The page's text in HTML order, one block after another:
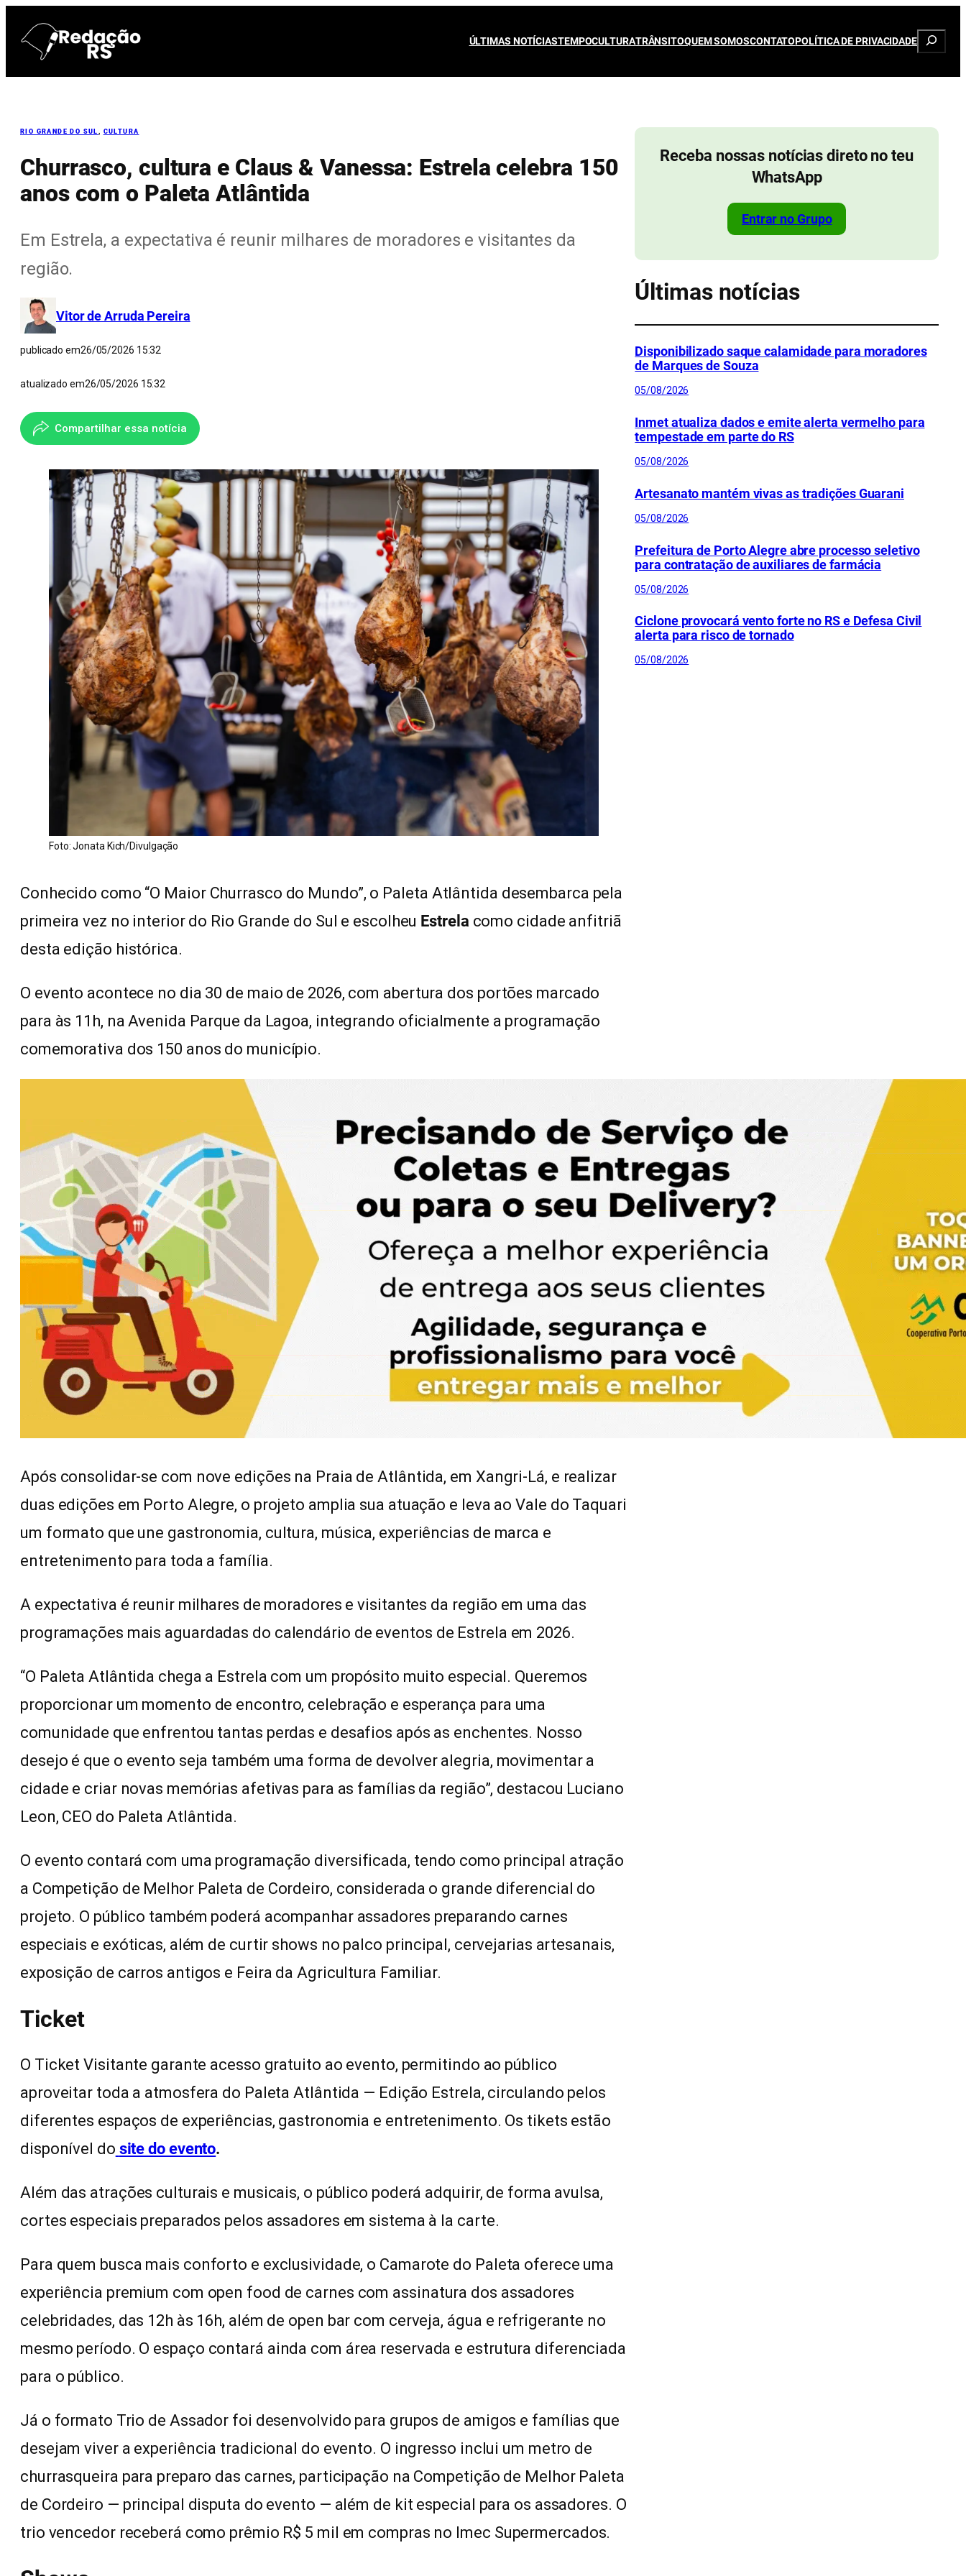
para
conteúdo
ÚLTIMAS NOTÍCIASTEMPOCULTURATRÂNSITOQUEM SOMOSCONTATOPOLÍTICA DE PRIVACIDADE
RIO GRANDE DO SUL CULTURA
Churrasco, cultura e Claus & Vanessa: Estrela celebra 150
anos com o Paleta Atlântida
Em Estrela, a expectativa é reunir milhares de moradores e visitantes da
região.
Vitor de Arruda Pereira
publicado em26/05/2026 15:32
atualizado em26/05/2026 15:32
Compartilhar essa notícia
Foto: Jonata Kich/Divulgação
Conhecido como “O Maior Churrasco do Mundo”, o Paleta Atlântida desembarca pela
primeira vez no interior do Rio Grande do Sul e escolheu Estrela como cidade anfitriã
desta edição histórica.
O evento acontece no dia 30 de maio de 2026, com abertura dos portões marcado
para às 11h, na Avenida Parque da Lagoa, integrando oficialmente a programação
comemorativa dos 150 anos do município.
Após consolidar-se com nove edições na Praia de Atlântida, em Xangri-Lá, e realizar
duas edições em Porto Alegre, o projeto amplia sua atuação e leva ao Vale do Taquari
um formato que une gastronomia, cultura, música, experiências de marca e
entretenimento para toda a família.
A expectativa é reunir milhares de moradores e visitantes da região em uma das
programações mais aguardadas do calendário de eventos de Estrela em 2026.
“O Paleta Atlântida chega a Estrela com um propósito muito especial. Queremos
proporcionar um momento de encontro, celebração e esperança para uma
comunidade que enfrentou tantas perdas e desafios após as enchentes. Nosso
desejo é que o evento seja também uma forma de devolver alegria, movimentar a
cidade e criar novas memórias afetivas para as famílias da região”, destacou Luciano
Leon, CEO do Paleta Atlântida.
O evento contará com uma programação diversificada, tendo como principal atração
a Competição de Melhor Paleta de Cordeiro, considerada o grande diferencial do
projeto. O público também poderá acompanhar assadores preparando carnes
especiais e exóticas, além de curtir shows no palco principal, cervejarias artesanais,
exposição de carros antigos e Feira da Agricultura Familiar.
Ticket
O Ticket Visitante garante acesso gratuito ao evento, permitindo ao público
aproveitar toda a atmosfera do Paleta Atlântida — Edição Estrela, circulando pelos
diferentes espaços de experiências, gastronomia e entretenimento. Os tikets estão
disponível do site do evento.
Além das atrações culturais e musicais, o público poderá adquirir, de forma avulsa,
cortes especiais preparados pelos assadores em sistema à la carte.
Para quem busca mais conforto e exclusividade, o Camarote do Paleta oferece uma
experiência premium com open food de carnes com assinatura dos assadores
celebridades, das 12h às 16h, além de open bar com cerveja, água e refrigerante no
mesmo período. O espaço contará ainda com área reservada e estrutura diferenciada
para o público.
Já o formato Trio de Assador foi desenvolvido para grupos de amigos e famílias que
desejam viver a experiência tradicional do evento. O ingresso inclui um metro de
churrasqueira para preparo das carnes, participação na Competição de Melhor Paleta
de Cordeiro — principal disputa do evento — além de kit especial para os assadores. O
trio vencedor receberá como prêmio R$ 5 mil em compras no Imec Supermercados.
Receba nossas notícias direto no teu
WhatsApp
Entrar no Grupo
Últimas notícias
Disponibilizado saque calamidade para moradores
de Marques de Souza
05/08/2026
Inmet atualiza dados e emite alerta vermelho para
tempestade em parte do RS
05/08/2026
Artesanato mantém vivas as tradições Guarani
05/08/2026
Prefeitura de Porto Alegre abre processo seletivo
para contratação de auxiliares de farmácia
05/08/2026
Ciclone provocará vento forte no RS e Defesa Civil
alerta para risco de tornado
05/08/2026